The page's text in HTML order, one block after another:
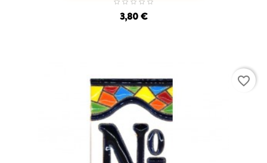
Precio
3,80 €
favorite_border